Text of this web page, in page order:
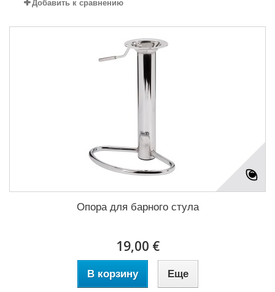
Добавить к сравнению
Опора для барного стула
19,00 €
В корзину Еще